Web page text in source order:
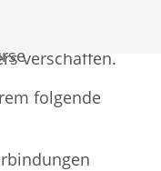
über das
verschaffen.
folgende